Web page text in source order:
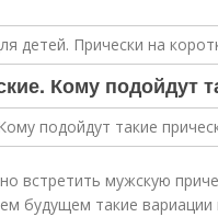
Кому подойдут
встретить мужскую
будущем такие